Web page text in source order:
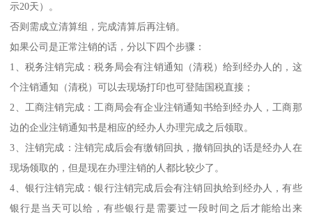
示20天）。
否则需成立清算组，完成清算后再注销。
如果公司是正常注销的话，分以下四个步骤：
1、税务注销完成：税务局会有注销通知（清税）给到经办人的，这
个注销通知（清税）可以去现场打印也可登陆国税直接；
2、工商注销完成：工商局会有企业注销通知书给到经办人，工商那
边的企业注销通知书是相应的经办人办理完成之后领取。
3、注销完成：注销完成后会有缴销回执，撤销回执的话是经办人在
现场领取的，但是现在办理注销的人都比较少了。
4、银行注销完成：银行注销完成后会有注销回执给到经办人，有些
银行是当天可以给，有些银行是需要过一段时间之后才能给出来